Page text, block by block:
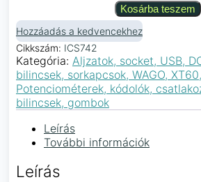
Kosárba teszem
Hozzáadás a kedvencekhez
Cikkszám: ICS742
Kategória: Aljzatok, socket, USB,
bilincsek, sorkapcsok, WAGO,
Potenciométerek, kódolók,
bilincsek, gombok
Leírás
További információk
Leírás